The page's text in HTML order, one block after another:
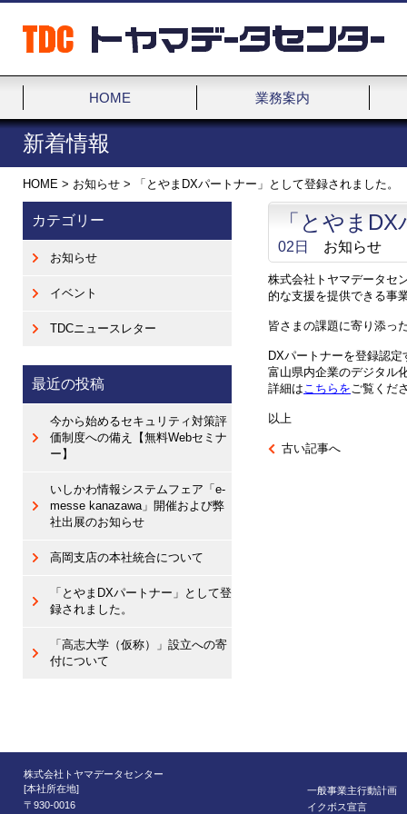
HOME 業務案内
新着情報
HOME > お知らせ > 「とやまDXパートナー」として登録されました。
カテゴリー
お知らせ
イベント
TDCニュースレター
最近の投稿
今から始めるセキュリティ対策評
価制度への備え【無料Webセミナ
ー】
いしかわ情報システムフェア「e-
messe kanazawa」開催および弊
社出展のお知らせ
高岡支店の本社統合について
「とやまDXパートナー」として登
録されました。
「高志大学（仮称）」設立への寄
付について
「とやま
02日 お知らせ
株式会社トヤマデータセ
的な支援を提供できる事
皆さまの課題に寄り添っ
DXパートナーを登録認
富山県内企業のデジタル
詳細はこちらをご覧くだ
以上
古い記事へ
株式会社トヤマデータセンター
[本社所在地]
〒930-0016
一般事業主行動計画
イクボス宣言